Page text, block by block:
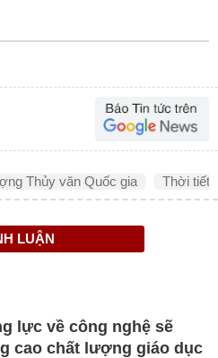
Thủy văn Quốc gia Thời tiết
LUẬN
lực về công nghệ sẽ
cao chất lượng giáo dục